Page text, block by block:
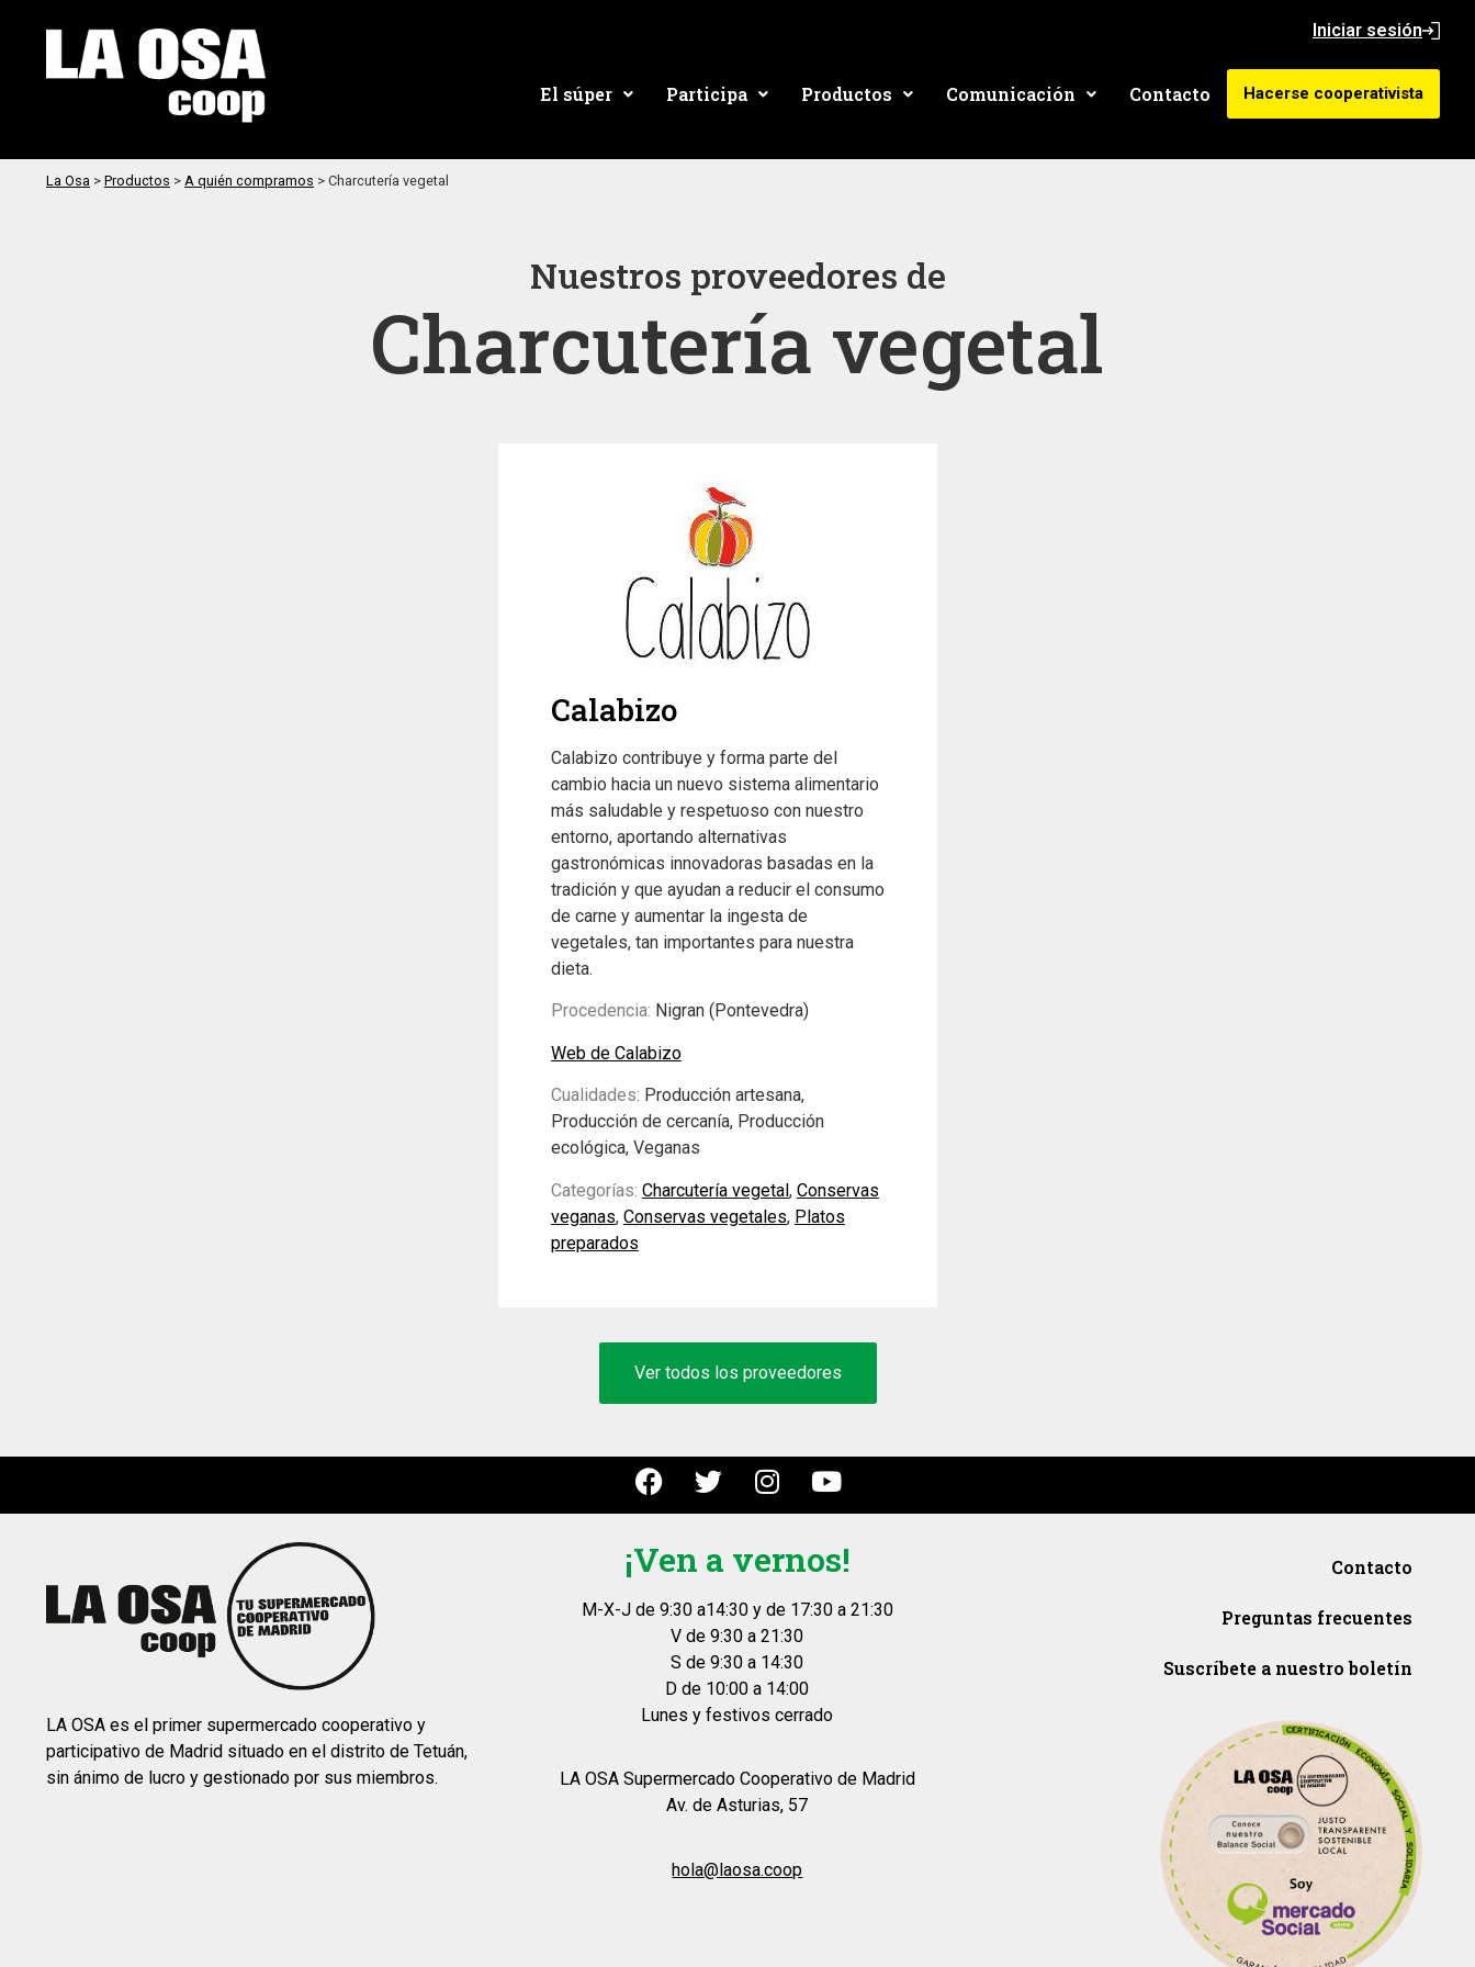
Iniciar sesión
El súper Participa Productos Comunicación Contacto Hacerse cooperativista
La Osa > Productos > A quién compramos > Charcutería vegetal
Nuestros proveedores de
Charcutería vegetal
Calabizo
Calabizo contribuye y forma parte del
cambio hacia un nuevo sistema alimentario
más saludable y respetuoso con nuestro
entorno, aportando alternativas
gastronómicas innovadoras basadas en la
tradición y que ayudan a reducir el consumo
de carne y aumentar la ingesta de
vegetales, tan importantes para nuestra
dieta.
Procedencia: Nigran (Pontevedra)
Web de Calabizo
Cualidades: Producción artesana,
Producción de cercanía, Producción
ecológica, Veganas
Categorías: Charcutería vegetal, Conservas
veganas, Conservas vegetales, Platos
preparados
Ver todos los proveedores
LA OSA es el primer supermercado cooperativo y
participativo de Madrid situado en el distrito de Tetuán,
sin ánimo de lucro y gestionado por sus miembros.
¡Ven a vernos!
M-X-J de 9:30 a14:30 y de 17:30 a 21:30
V de 9:30 a 21:30
S de 9:30 a 14:30
D de 10:00 a 14:00
Lunes y festivos cerrado
LA OSA Supermercado Cooperativo de Madrid
Av. de Asturias, 57
hola@laosa.coop
Contacto
Preguntas frecuentes
Suscríbete a nuestro boletín